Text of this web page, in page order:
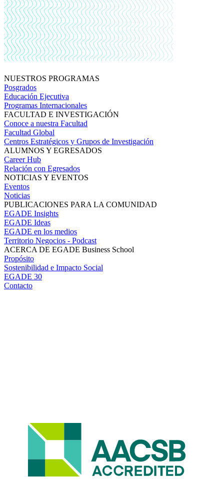
NUESTROS PROGRAMAS
Posgrados
Educación Ejecutiva
Programas Internacionales
FACULTAD E INVESTIGACIÓN
Conoce a nuestra Facultad
Facultad Global
Centros Estratégicos y Grupos de Investigación
ALUMNOS Y EGRESADOS
Career Hub
Relación con Egresados
NOTICIAS Y EVENTOS
Eventos
Noticias
PUBLICACIONES PARA LA COMUNIDAD
EGADE Insights
EGADE Ideas
EGADE en los medios
Territorio Negocios - Podcast
ACERCA DE EGADE Business School
Propósito
Sostenibilidad e Impacto Social
EGADE 30
Contacto